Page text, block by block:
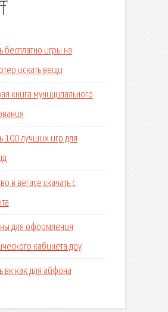
бесплатно игры на
искать вещи
книга муниципального
100 лучших игр для
в вегасе скачать с
для оформления
кабинета доу
вк как для айфона